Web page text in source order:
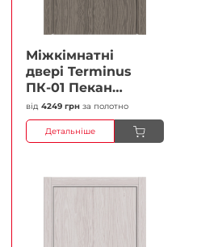
Міжкімнатні
двері Terminus
ПК-01 Пекан
Глухі Плівка
від 4249 грн за полотно
Детальніше